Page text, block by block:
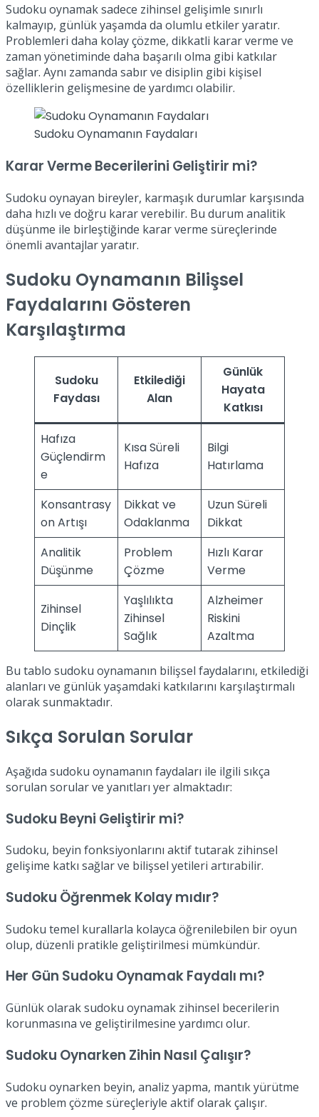
Sudoku oynamak sadece zihinsel gelişimle sınırlı
kalmayıp, günlük yaşamda da olumlu etkiler yaratır.
Problemleri daha kolay çözme, dikkatli karar verme ve
zaman yönetiminde daha başarılı olma gibi katkılar
sağlar. Aynı zamanda sabır ve disiplin gibi kişisel
özelliklerin gelişmesine de yardımcı olabilir.
Sudoku Oynamanın Faydaları
Karar Verme Becerilerini Geliştirir mi?
Sudoku oynayan bireyler, karmaşık durumlar karşısında
daha hızlı ve doğru karar verebilir. Bu durum analitik
düşünme ile birleştiğinde karar verme süreçlerinde
önemli avantajlar yaratır.
Sudoku Oynamanın Bilişsel
Faydalarını Gösteren
Karşılaştırma
Sudoku
Faydası
Etkilediği
Alan
Günlük
Hayata
Katkısı
Hafıza
Güçlendirm
e
Kısa Süreli
Hafıza
Bilgi
Hatırlama
Konsantrasy
on Artışı
Dikkat ve
Odaklanma
Uzun Süreli
Dikkat
Analitik
Düşünme
Problem
Çözme
Hızlı Karar
Verme
Zihinsel
Dinçlik
Yaşlılıkta
Zihinsel
Sağlık
Alzheimer
Riskini
Azaltma
Bu tablo sudoku oynamanın bilişsel faydalarını, etkilediği
alanları ve günlük yaşamdaki katkılarını karşılaştırmalı
olarak sunmaktadır.
Sıkça Sorulan Sorular
Aşağıda sudoku oynamanın faydaları ile ilgili sıkça
sorulan sorular ve yanıtları yer almaktadır:
Sudoku Beyni Geliştirir mi?
Sudoku, beyin fonksiyonlarını aktif tutarak zihinsel
gelişime katkı sağlar ve bilişsel yetileri artırabilir.
Sudoku Öğrenmek Kolay mıdır?
Sudoku temel kurallarla kolayca öğrenilebilen bir oyun
olup, düzenli pratikle geliştirilmesi mümkündür.
Her Gün Sudoku Oynamak Faydalı mı?
Günlük olarak sudoku oynamak zihinsel becerilerin
korunmasına ve geliştirilmesine yardımcı olur.
Sudoku Oynarken Zihin Nasıl Çalışır?
Sudoku oynarken beyin, analiz yapma, mantık yürütme
ve problem çözme süreçleriyle aktif olarak çalışır.